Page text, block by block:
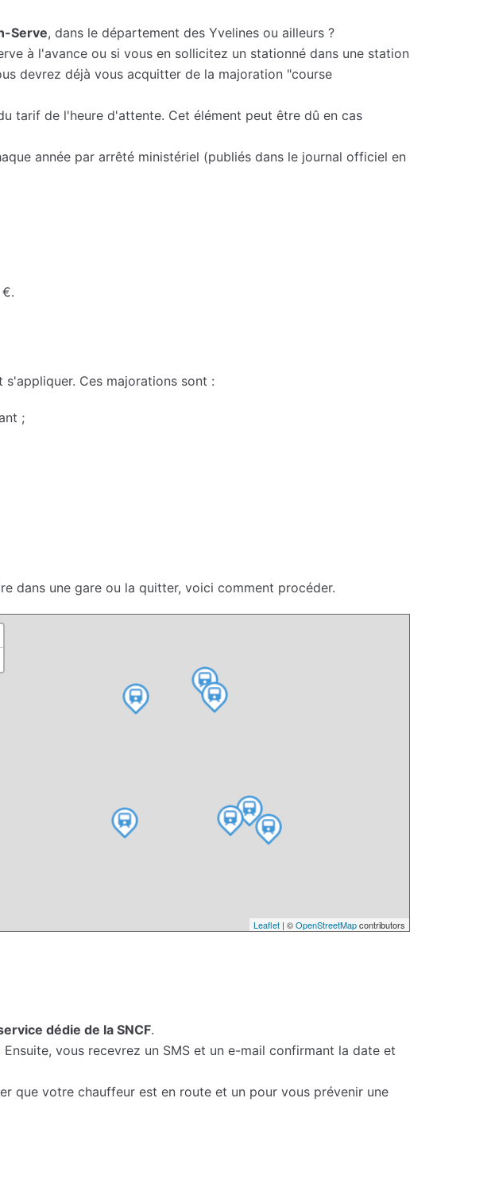
Serve, dans le département des Yvelines ou ailleurs ?
à l'avance ou si vous en sollicitez un stationné dans une station
devrez déjà vous acquitter de la majoration "course
tarif de l'heure d'attente. Cet élément peut être dû en cas
année par arrêté ministériel (publiés dans le journal officiel en
Ces majorations sont :
;
dans une gare ou la quitter, voici comment procéder.
Leaflet | ©OpenStreetMapcontributors
dédie de la SNCF.
vous recevrez un SMS et un e-mail confirmant la date et
que votre chauffeur est en route et un pour vous prévenir une